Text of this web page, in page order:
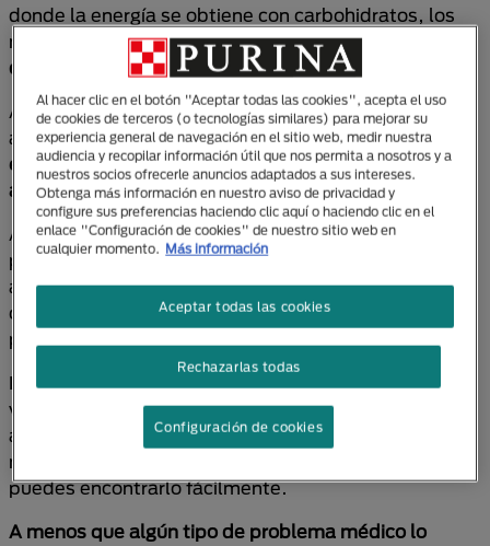
donde la energía se obtiene con carbohidratos, los
michis la reciben directamente dela transformación
de las proteínas de la carne y las grasas
Así mismo, su dentadura está preparada para
agarrar y desgarrar a sus presas, por lo quesu dieta
es completamente diferente de la que puedes darle
a un perroo de la que ingerimos nosotros en casa.
Apegándonos a esta regla, entenderemos la razón
por la cual es necesario que los gatos cuenten con un
alimentoalto en proteína de buena calidad, que
cubra sus requerimientos y sea lo más apetecible
para ellos.
La buena noticia es que, sea cual sea el estilo de
vida, el estado físico o la edad de tu ronroneante
amigo, existe
un producto indicadopara elegir la
mejor opción que come un gato adulto. En PURINA®
puedes encontrarlo fácilmente.
A menos que algún tipo de problema médico lo
Al hacer clic en el botón "Aceptar todas las cookies", acepta el uso
de cookies de terceros (o tecnologías similares) para mejorar su
experiencia general de navegación en el sitio web, medir nuestra
audiencia y recopilar información útil que nos permita a nosotros y a
nuestros socios ofrecerle anuncios adaptados a sus intereses.
Obtenga más información en nuestro aviso de privacidad y
configure sus preferencias haciendo clic aquí o haciendo clic en el
enlace "Configuración de cookies" de nuestro sitio web en
cualquier momento. Más información
Rechazarlas todas
Aceptar todas las cookies
Configuración de cookies